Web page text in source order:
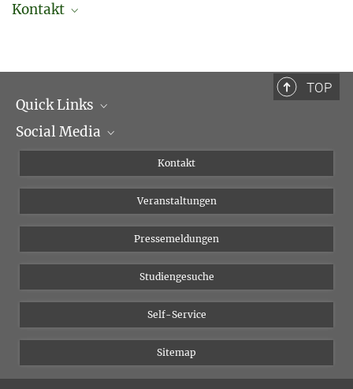
Kontakt
TOP
Quick Links
Institutsleitung
Social Media
Bluesky
YouTube
Kontakt
Veranstaltungen
Pressemeldungen
Studiengesuche
Self-Service
Sitemap